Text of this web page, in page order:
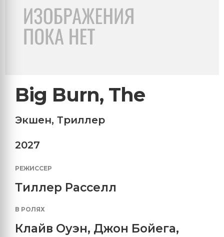
Big Burn, The
Экшен, Триллер
2027
РЕЖИССЕР
Тиллер Расселл
В РОЛЯХ
Клайв Оуэн, Джон Бойега,